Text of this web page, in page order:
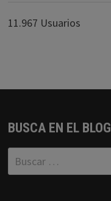
11.967 Usuarios
BUSCA EN EL BLOG
Buscar: